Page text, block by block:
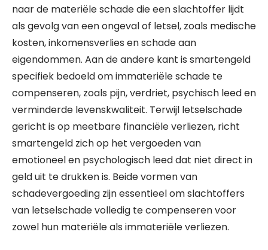
naar de materiële schade die een slachtoffer lijdt
als gevolg van een ongeval of letsel, zoals medische
kosten, inkomensverlies en schade aan
eigendommen. Aan de andere kant is smartengeld
specifiek bedoeld om immateriële schade te
compenseren, zoals pijn, verdriet, psychisch leed en
verminderde levenskwaliteit. Terwijl letselschade
gericht is op meetbare financiële verliezen, richt
smartengeld zich op het vergoeden van
emotioneel en psychologisch leed dat niet direct in
geld uit te drukken is. Beide vormen van
schadevergoeding zijn essentieel om slachtoffers
van letselschade volledig te compenseren voor
zowel hun materiële als immateriële verliezen.